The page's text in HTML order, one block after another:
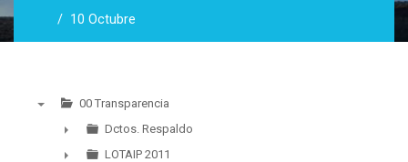
10 Octubre
00 Transparencia
►
Dctos. Respaldo
LOTAIP 2011